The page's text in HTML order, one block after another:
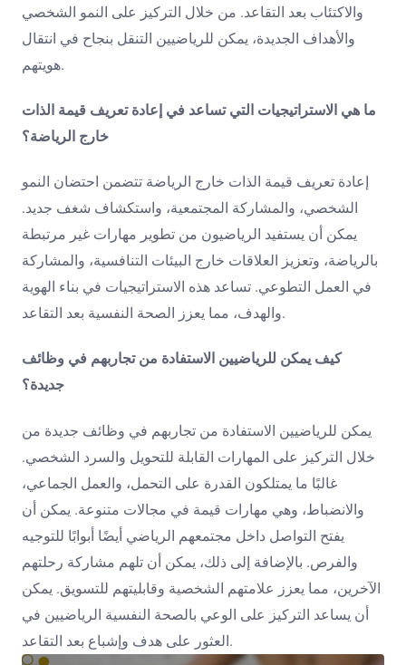
والاكتئاب بعد التقاعد. من خلال التركيز على النمو الشخصي
والأهداف الجديدة، يمكن للرياضيين التنقل بنجاح في انتقال
هويتهم.
ما هي الاستراتيجيات التي تساعد في إعادة تعريف قيمة الذات
خارج الرياضة؟
إعادة تعريف قيمة الذات خارج الرياضة تتضمن احتضان النمو
الشخصي، والمشاركة المجتمعية، واستكشاف شغف جديد.
يمكن أن يستفيد الرياضيون من تطوير مهارات غير مرتبطة
بالرياضة، وتعزيز العلاقات خارج البيئات التنافسية، والمشاركة
في العمل التطوعي. تساعد هذه الاستراتيجيات في بناء الهوية
والهدف، مما يعزز الصحة النفسية بعد التقاعد.
كيف يمكن للرياضيين الاستفادة من تجاربهم في وظائف
جديدة؟
يمكن للرياضيين الاستفادة من تجاربهم في وظائف جديدة من
خلال التركيز على المهارات القابلة للتحويل والسرد الشخصي.
غالبًا ما يمتلكون القدرة على التحمل، والعمل الجماعي،
والانضباط، وهي مهارات قيمة في مجالات متنوعة. يمكن أن
يفتح التواصل داخل مجتمعهم الرياضي أيضًا أبوابًا للتوجيه
والفرص. بالإضافة إلى ذلك، يمكن أن تلهم مشاركة رحلتهم
الآخرين، مما يعزز علامتهم الشخصية وقابليتهم للتسويق. يمكن
أن يساعد التركيز على الوعي بالصحة النفسية الرياضيين في
العثور على هدف وإشباع بعد التقاعد.